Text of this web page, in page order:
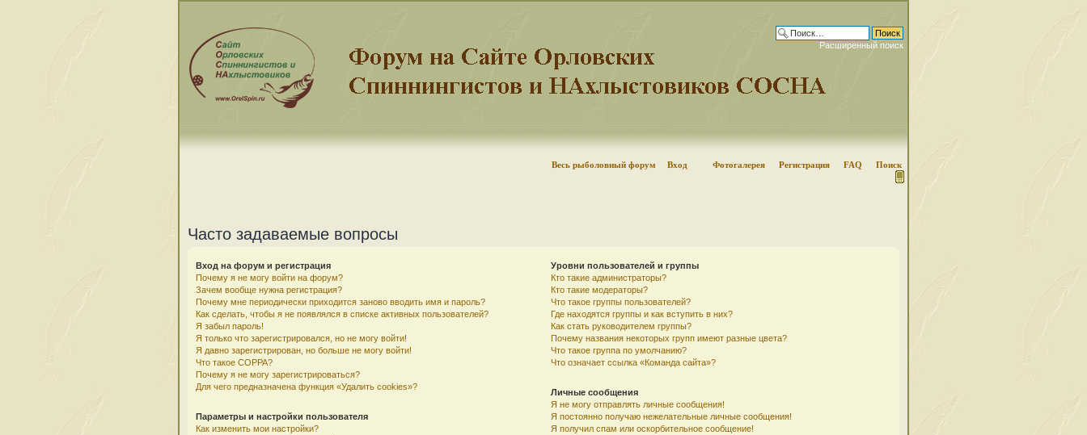
Расширенный поиск
Весь рыболовный форум Вход Фотогалерея Регистрация FAQ Поиск
Часто задаваемые вопросы
Вход на форум и регистрация
Почему я не могу войти на форум?
Зачем вообще нужна регистрация?
Почему мне периодически приходится заново вводить имя и пароль?
Как сделать, чтобы я не появлялся в списке активных пользователей?
Я забыл пароль!
Я только что зарегистрировался, но не могу войти!
Я давно зарегистрирован, но больше не могу войти!
Что такое COPPA?
Почему я не могу зарегистрироваться?
Для чего предназначена функция «Удалить cookies»?
Параметры и настройки пользователя
Как изменить мои настройки?
Уровни пользователей и группы
Кто такие администраторы?
Кто такие модераторы?
Что такое группы пользователей?
Где находятся группы и как вступить в них?
Как стать руководителем группы?
Почему названия некоторых групп имеют разные цвета?
Что такое группа по умолчанию?
Что означает ссылка «Команда сайта»?
Личные сообщения
Я не могу отправлять личные сообщения!
Я постоянно получаю нежелательные личные сообщения!
Я получил спам или оскорбительное сообщение!